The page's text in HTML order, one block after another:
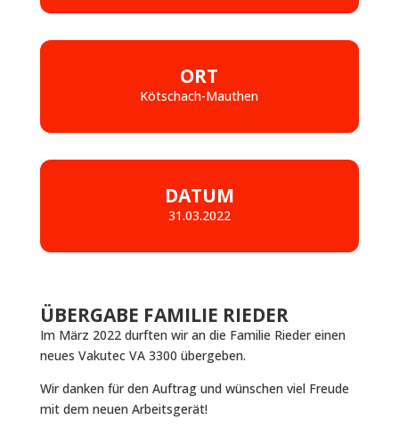
ORT
Kötschach-Mauthen
DATUM
31.03.2022
ÜBERGABE FAMILIE RIEDER
Im März 2022 durften wir an die Familie Rieder einen
neues Vakutec VA 3300 übergeben.
Wir danken für den Auftrag und wünschen viel Freude
mit dem neuen Arbeitsgerät!